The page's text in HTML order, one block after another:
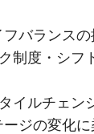
フバランスの
制度・シフ
イルチェン
ージの変化